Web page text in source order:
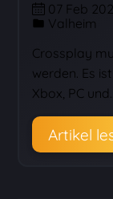
07 Feb
Valheim
Crossplay
werden. Es
Xbox, PC
Artikel